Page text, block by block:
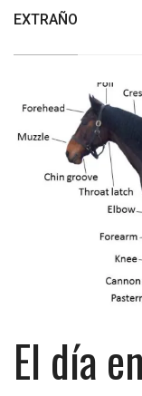
EXTRAÑO
El día